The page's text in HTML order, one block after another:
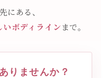
にある、
ボディラインまで。
りませんか？